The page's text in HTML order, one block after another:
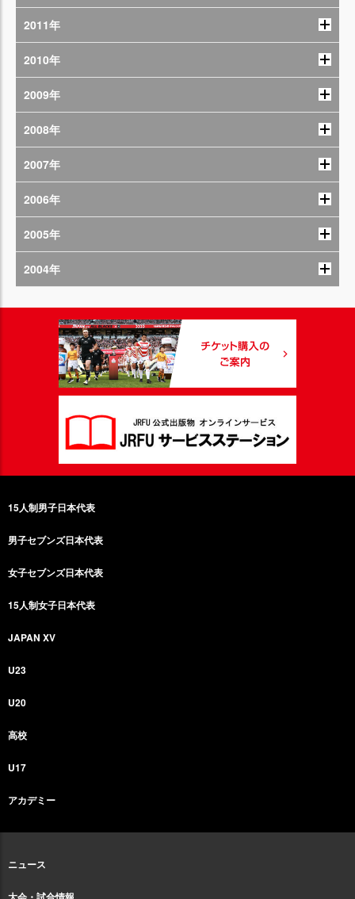
2011年
2010年
2009年
2008年
2007年
2006年
2005年
2004年
15人制男子日本代表
男子セブンズ日本代表
女子セブンズ日本代表
15人制女子日本代表
JAPAN XV
U23
U20
高校
U17
アカデミー
ニュース